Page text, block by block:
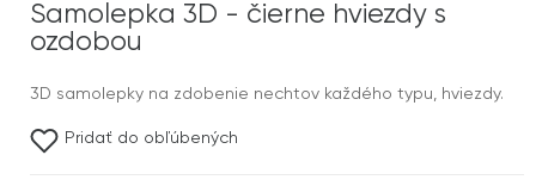
Samolepka 3D - čierne hviezdy s
ozdobou
3D samolepky na zdobenie nechtov každého typu, hviezdy.
Pridať do obľúbených